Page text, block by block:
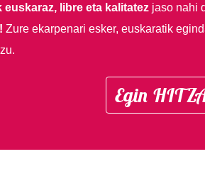
euskaraz, libre eta kalitatezjaso nahi
Zure ekarpenari esker, euskaratik
Egin